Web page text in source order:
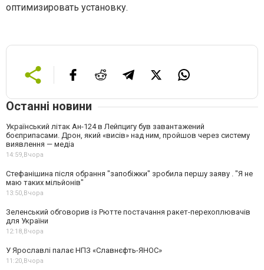
оптимизировать установку.
Останні новини
Український літак Ан-124 в Лейпцигу був завантажений
боєприпасами. Дрон, який «висів» над ним, пройшов через систему
виявлення — медіа
14:59,Вчора
Стефанішина після обрання "запобіжки" зробила першу заяву . "Я не
маю таких мільйонів"
13:50,Вчора
Зеленський обговорив із Рютте постачання ракет-перехоплювачів
для України
12:18,Вчора
У Ярославлі палає НПЗ «Славнєфть-ЯНОС»
11:20,Вчора